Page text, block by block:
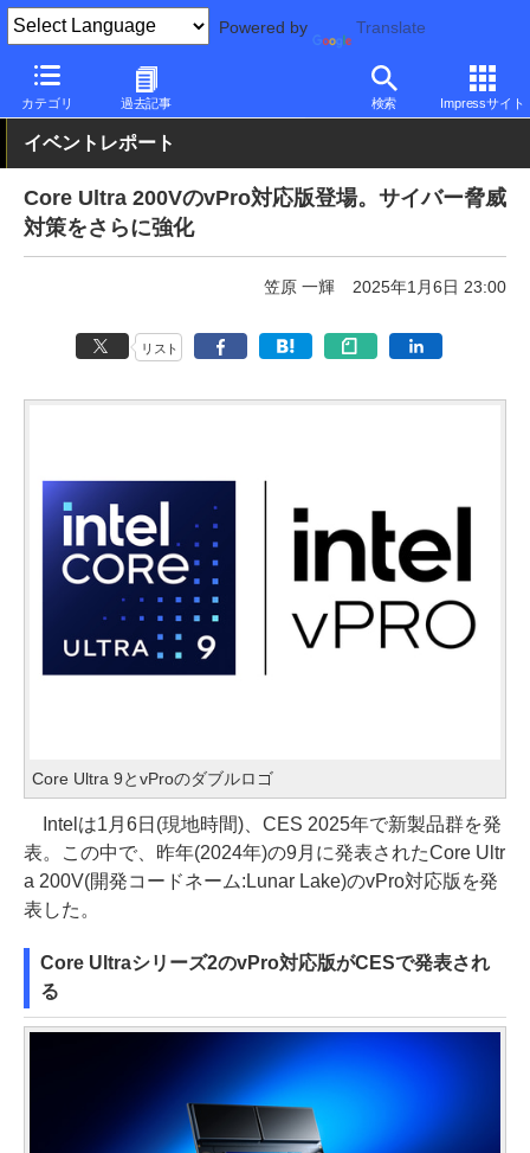
Powered by Translate
カテゴリ 過去記事 検索 Impressサイト
PC Watch イベント
イベントレポート
Core Ultra 200VのvPro対応版登場。サイバー脅威
対策をさらに強化
笠原 一輝 2025年1月6日 23:00
リスト
Core Ultra 9とvProのダブルロゴ
Intelは1月6日(現地時間)、CES 2025年で新製品群を発
表。この中で、昨年(2024年)の9月に発表されたCore Ultr
a 200V(開発コードネーム:Lunar Lake)のvPro対応版を発
表した。
Core Ultraシリーズ2のvPro対応版がCESで発表され
る